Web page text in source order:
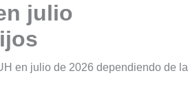
julio
en julio de 2026 dependiendo de la